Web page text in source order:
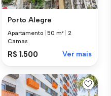
Porto Alegre
Apartamento |50 m²
2
Camas
R$ 1.500 Ver mais